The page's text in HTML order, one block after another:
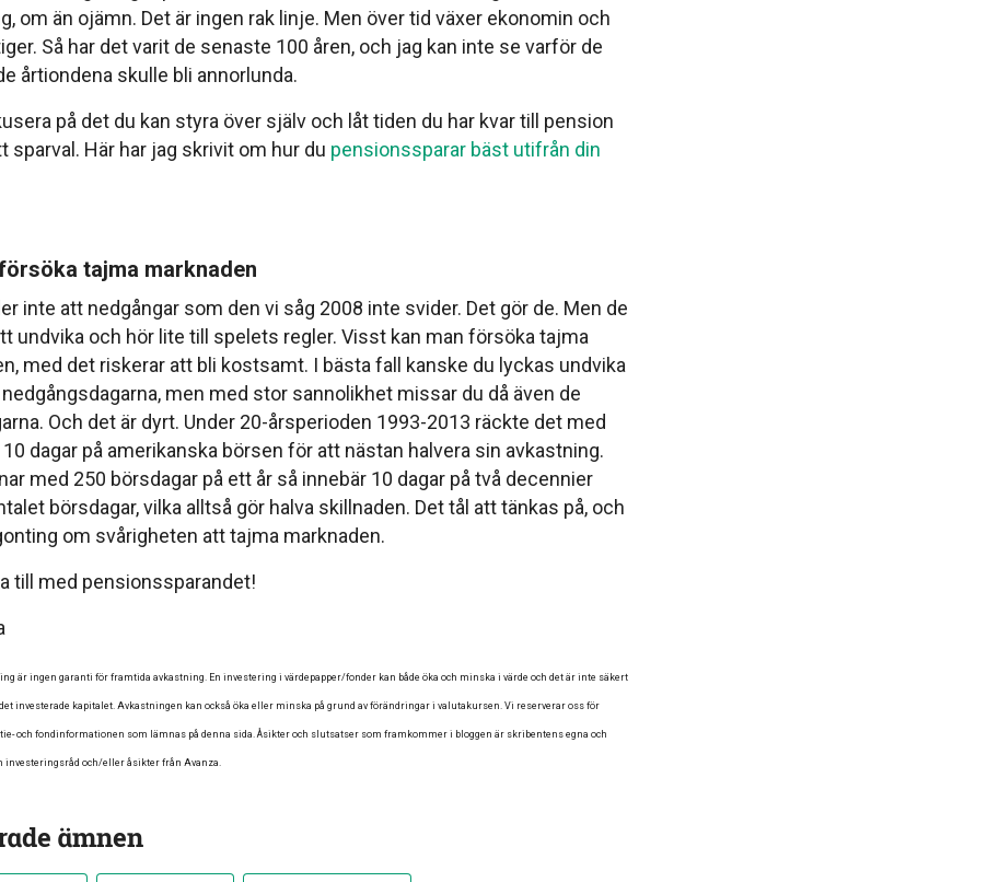
om än ojämn. Det är ingen rak linje. Men över tid växer ekonomin och
Så har det varit de senaste 100 åren, och jag kan inte se varför de
årtiondena skulle bli annorlunda.
på det du kan styra över själv och låt tiden du har kvar till pension
sparval. Här har jag skrivit om hur du pensionssparar bäst utifrån din
tajma marknaden
inte att nedgångar som den vi såg 2008 inte svider. Det gör de. Men de
undvika och hör lite till spelets regler. Visst kan man försöka tajma
med det riskerar att bli kostsamt. I bästa fall kanske du lyckas undvika
men med stor sannolikhet missar du då även de
Och det är dyrt. Under 20-årsperioden 1993-2013 räckte det med
dagar på amerikanska börsen för att nästan halvera sin avkastning.
med 250 börsdagar på ett år så innebär 10 dagar på två decennier
börsdagar, vilka alltså gör halva skillnaden. Det tål att tänkas på, och
om svårigheten att tajma marknaden.
till med pensionssparandet!
är ingen garanti för framtida avkastning. En investering i värdepapper/fonder kan både öka och minska i värde och det är inte säkert
investerade kapitalet. Avkastningen kan också öka eller minska på grund av förändringar i valutakursen. Vi reserverar oss för
och fondinformationen som lämnas på denna sida. Åsikter och slutsatser som framkommer i bloggen är skribentens egna och
investeringsråd och/eller åsikter från Avanza.
ämnen